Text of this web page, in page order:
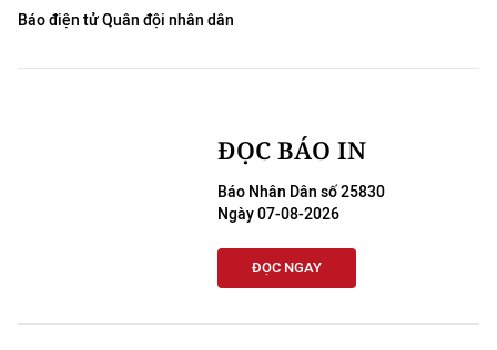
Báo điện tử Quân đội nhân dân
ĐỌC BÁO IN
Báo Nhân Dân số 25830
Ngày 07-08-2026
ĐỌC NGAY